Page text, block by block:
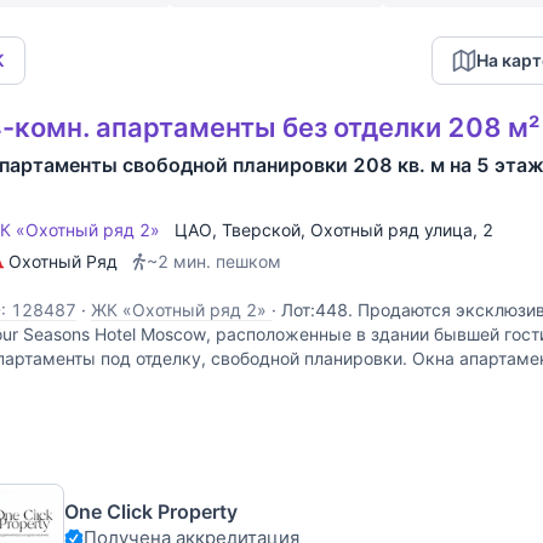
На
комн. апартаменты без отделки 208
свободной планировки 208 кв. м на 5
«Охотный ряд 2» ЦАО, Тверской, Охотный ряд улица, 2
Охотный Ряд
~2 мин. пешком
128487 · ЖК «Охотный ряд 2» · Лот:448. Продаются
Seasons Hotel Moscow, расположенные в здании бывшей
под отделку, свободной планировки. Окна
One Click Property
Получена аккредитация